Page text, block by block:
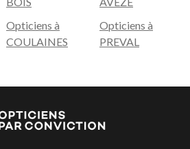
Opticiens à
COULAINES
Opticiens à
PREVAL